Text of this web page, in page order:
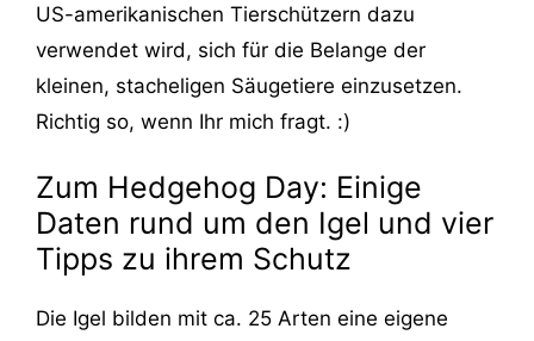
US-amerikanischen Tierschützern dazu
verwendet wird, sich für die Belange der
kleinen, stacheligen Säugetiere einzusetzen.
Richtig so, wenn Ihr mich fragt. :)
Zum Hedgehog Day: Einige
Daten rund um den Igel und vier
Tipps zu ihrem Schutz
Die Igel bilden mit ca. 25 Arten eine eigene